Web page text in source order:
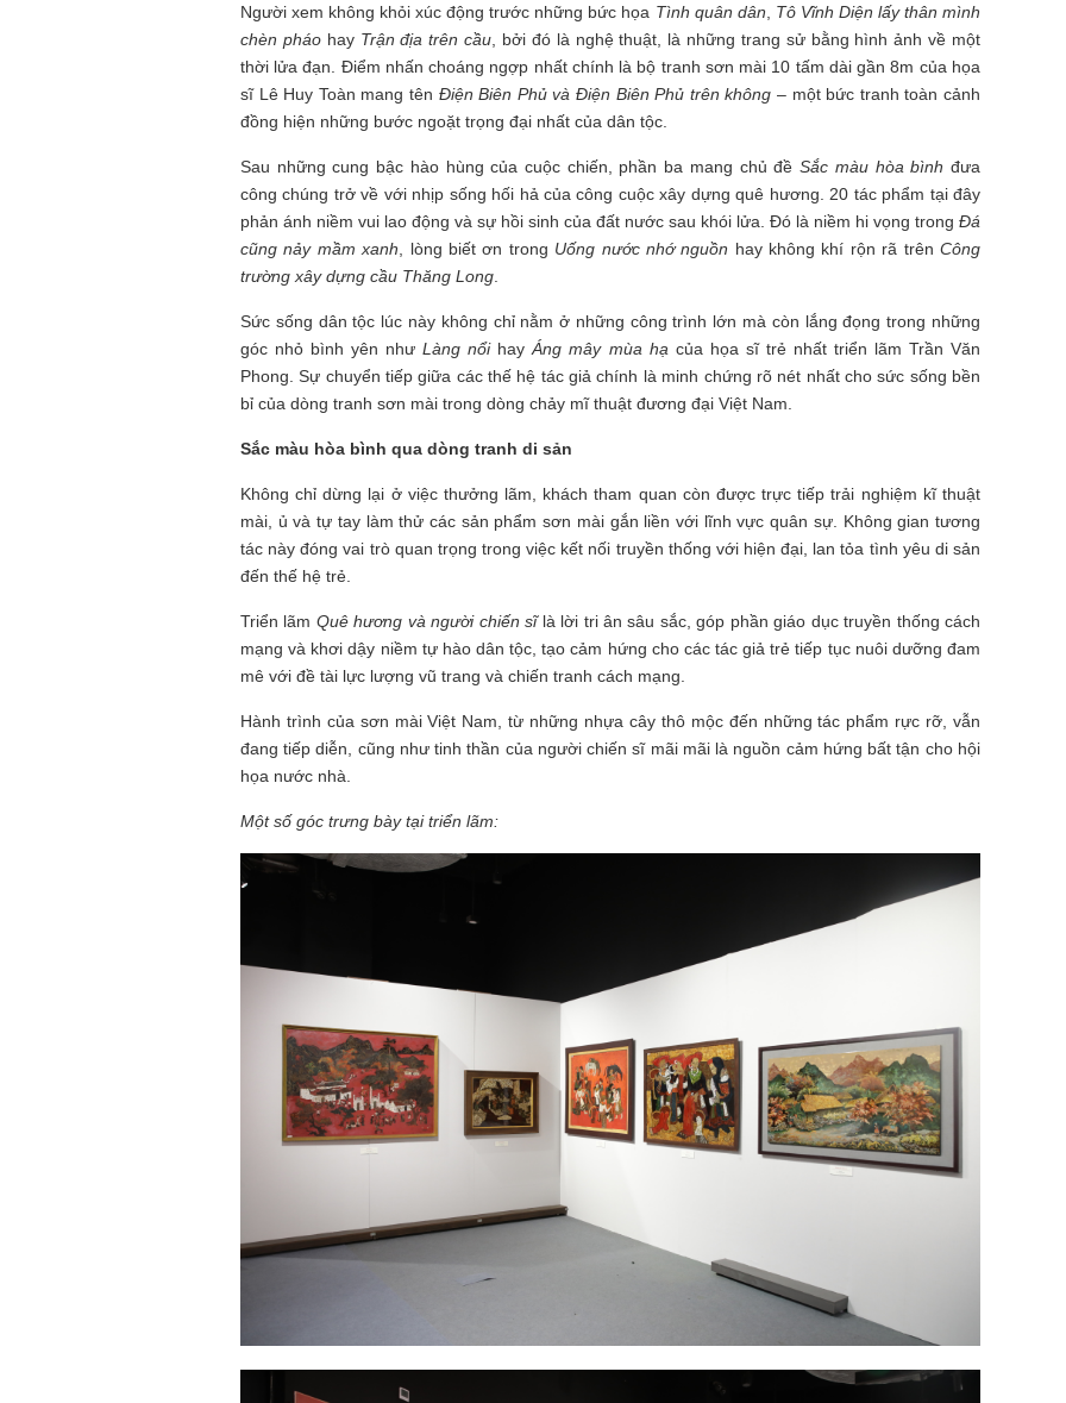
Người xem không khỏi xúc động trước những bức họa Tình quân dân
Tô Vĩnh Diện lấy thân mình
chèn pháohay Trận địa trên cầu , bởi đó là nghệ thuật, là những trang sử bằng hình ảnh về một
thời lửa đạn. Điểm nhấn choáng ngợp nhất chính là bộ tranh sơn mài 10 tấm dài gần 8m của họa
sĩ Lê Huy Toàn mang tên Điện Biên Phủ và Điện Biên Phủ trên không – một bức tranh toàn cảnh
đồng hiện những bước ngoặt trọng đại nhất của dân tộc.
Sau những cung bậc hào hùng của cuộc chiến, phần ba mang chủ đềSắc màu hòa bình đưa
công chúng trở về với nhịp sống hối hả của công cuộc xây dựng quê hương. 20 tác phẩm tại đây
phản ánh niềm vui lao động và sự hồi sinh của đất nước sau khói lửa. Đó là niềm hi vọng trong Đá
cũng nảy mầm xanh , lòng biết ơn trong Uống nước nhớ nguồn hay không khí rộn rã trênCông
trường xây dựng cầu Thăng Long
Sức sống dân tộc lúc này không chỉ nằm ở những công trình lớn mà còn lắng đọng trong những
góc nhỏ bình yên nhưLàng nổihayÁng mây mùa hạ của họa sĩ trẻ nhất triển lãm Trần Văn
Phong. Sự chuyển tiếp giữa các thế hệ tác giả chính là minh chứng rõ nét nhất cho sức sống bền
bỉ của dòng tranh sơn mài trong dòng chảy mĩ thuật đương đại Việt Nam.
Sắc màu hòa bình qua dòng tranh di sản
Không chỉ dừng lại ở việc thưởng lãm, khách tham quan còn được trực tiếp trải nghiệm kĩ thuật
mài, ủ và tự tay làm thử các sản phẩm sơn mài gắn liền với lĩnh vực quân sự. Không gian tương
tác này đóng vai trò quan trọng trong việc kết nối truyền thống với hiện đại, lan tỏa tình yêu di sản
đến thế hệ trẻ.
Triển lãm Quê hương và người chiến sĩlà lời tri ân sâu sắc, góp phần giáo dục truyền thống cách
mạng và khơi dậy niềm tự hào dân tộc, tạo cảm hứng cho các tác giả trẻ tiếp tục nuôi dưỡng đam
mê với đề tài lực lượng vũ trang và chiến tranh cách mạng.
Hành trình của sơn mài Việt Nam, từ những nhựa cây thô mộc đến những tác phẩm rực rỡ, vẫn
đang tiếp diễn, cũng như tinh thần của người chiến sĩ mãi mãi là nguồn cảm hứng bất tận cho hội
họa nước nhà.
Một số góc trưng bày tại triển lãm: